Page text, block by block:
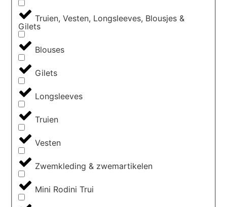
Truien, Vesten, Longsleeves, Blousjes &
Gilets
Blouses
Gilets
Longsleeves
Truien
Vesten
Zwemkleding & zwemartikelen
Mini Rodini Trui